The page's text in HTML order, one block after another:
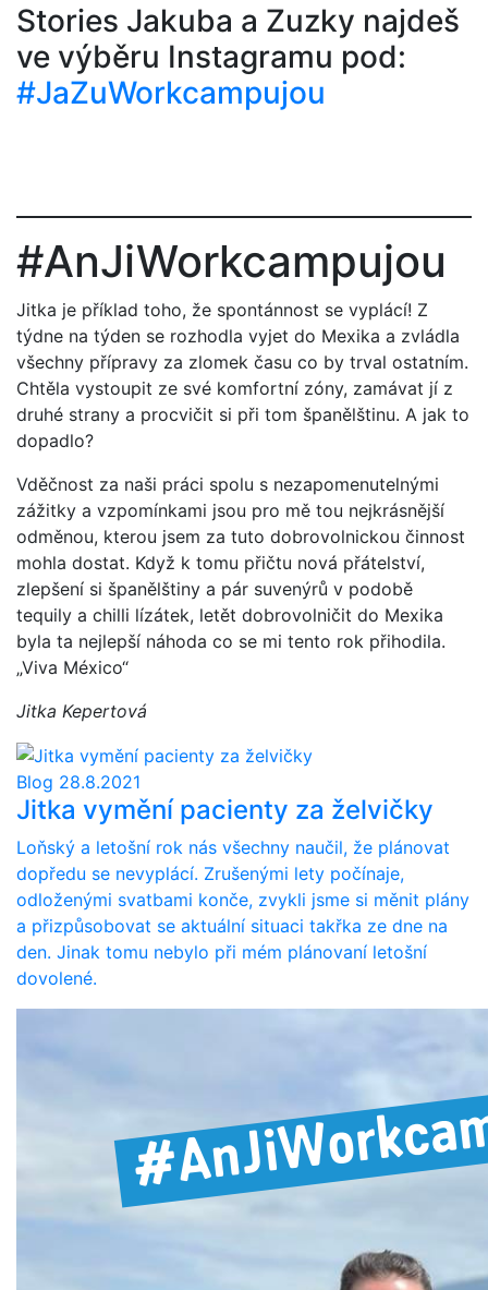
Stories Jakuba a Zuzky najdeš
ve výběru Instagramu pod:
#JaZuWorkcampujou
#AnJiWorkcampujou
Jitka je příklad toho, že spontánnost se vyplácí! Z
týdne na týden se rozhodla vyjet do Mexika a zvládla
všechny přípravy za zlomek času co by trval ostatním.
Chtěla vystoupit ze své komfortní zóny, zamávat jí z
druhé strany a procvičit si při tom španělštinu. A jak to
dopadlo?
Vděčnost za naši práci spolu s nezapomenutelnými
zážitky a vzpomínkami jsou pro mě tou nejkrásnější
odměnou, kterou jsem za tuto dobrovolnickou činnost
mohla dostat. Když k tomu přičtu nová přátelství,
zlepšení si španělštiny a pár suvenýrů v podobě
tequily a chilli lízátek, letět dobrovolničit do Mexika
byla ta nejlepší náhoda co se mi tento rok přihodila.
„Viva México“
Jitka Kepertová
Blog 28.8.2021
Jitka vymění pacienty za želvičky
Loňský a letošní rok nás všechny naučil, že plánovat
dopředu se nevyplácí. Zrušenými lety počínaje,
odloženými svatbami konče, zvykli jsme si měnit plány
a přizpůsobovat se aktuální situaci takřka ze dne na
den. Jinak tomu nebylo při mém plánovaní letošní
dovolené.